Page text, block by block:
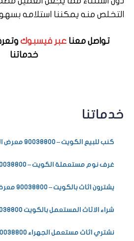
خدماتنا
كنب للبيع الكويت – 90038800 معرض الزهراء
غرف نوم مستعملة الكويت – 90038800 معرض الزهراء
يشترون اثاث بالكويت – 90038800 معرض الزهراء
شراء الاثاث المستعمل بالكويت 90038800
نشتري اثاث مستعمل الجهراء 90038800
التخلص منه يمكننا استلامه
تواصل معنا عبر فيسبوك
خدماتنا